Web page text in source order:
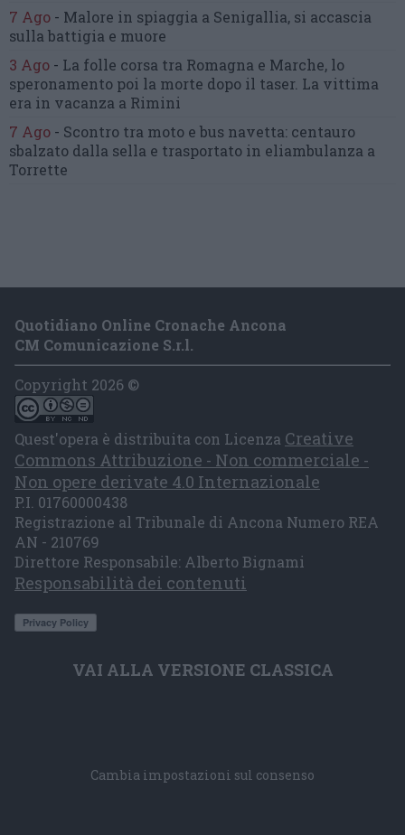
7 Ago - Malore in spiaggia a Senigallia, si accascia
sulla battigia e muore
3 Ago - La folle corsa tra Romagna e Marche, lo
speronamento poi la morte dopo il taser. La vittima
era in vacanza a Rimini
7 Ago - Scontro tra moto e bus navetta: centauro
sbalzato dalla sella e trasportato in eliambulanza a
Torrette
Quotidiano Online Cronache Ancona
CM Comunicazione S.r.l.
Copyright 2026 ©
Quest'opera è distribuita con Licenza Creative
Commons Attribuzione - Non commerciale -
Non opere derivate 4.0 Internazionale
P.I. 01760000438
Registrazione al Tribunale di Ancona Numero REA
AN - 210769
Direttore Responsabile: Alberto Bignami
Responsabilità dei contenuti
VAI ALLA VERSIONE CLASSICA
Cambia impostazioni sul consenso